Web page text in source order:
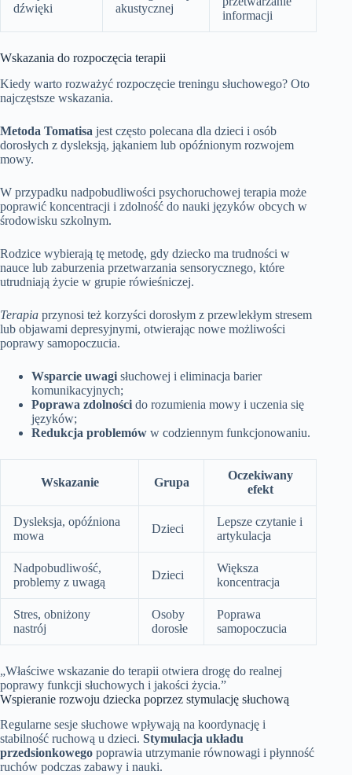
dźwięki
akustycznej
informacji
Wskazania do rozpoczęcia terapii
Kiedy warto rozważyć rozpoczęcie treningu słuchowego? Oto
najczęstsze wskazania.
Metoda Tomatisa jest często polecana dla dzieci i osób
dorosłych z dysleksją, jąkaniem lub opóźnionym rozwojem
mowy.
W przypadku nadpobudliwości psychoruchowej terapia może
poprawić koncentracji i zdolność do nauki języków obcych w
środowisku szkolnym.
Rodzice wybierają tę metodę, gdy dziecko ma trudności w
nauce lub zaburzenia przetwarzania sensorycznego, które
utrudniają życie w grupie rówieśniczej.
Terapia przynosi też korzyści dorosłym z przewlekłym stresem
lub objawami depresyjnymi, otwierając nowe możliwości
poprawy samopoczucia.
Wsparcie uwagi słuchowej i eliminacja barier
komunikacyjnych;
Poprawa zdolności do rozumienia mowy i uczenia się
języków;
Redukcja problemów w codziennym funkcjonowaniu.
Wskazanie Grupa
Oczekiwany
efekt
Dysleksja, opóźniona
mowa
Dzieci
Lepsze czytanie i
artykulacja
Nadpobudliwość,
problemy z uwagą
Dzieci
Większa
koncentracja
Stres, obniżony
nastrój
Osoby
dorosłe
Poprawa
samopoczucia
„Właściwe wskazanie do terapii otwiera drogę do realnej
poprawy funkcji słuchowych i jakości życia.”
Wspieranie rozwoju dziecka poprzez stymulację słuchową
Regularne sesje słuchowe wpływają na koordynację i
stabilność ruchową u dzieci. Stymulacja układu
przedsionkowego poprawia utrzymanie równowagi i płynność
ruchów podczas zabawy i nauki.